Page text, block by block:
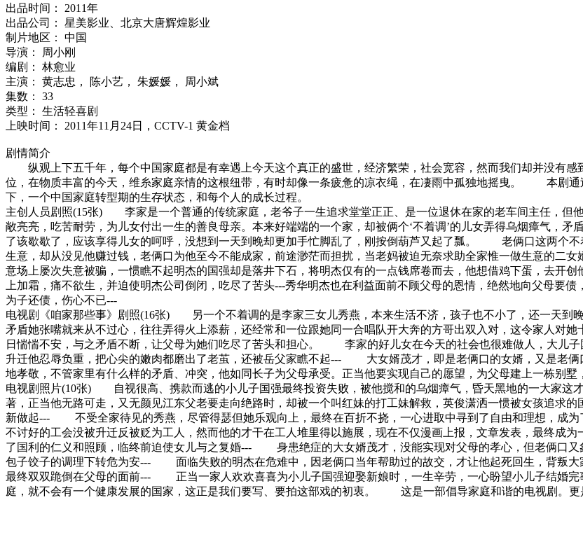
出品时间： 2011年
出品公司： 星美影业、北京大唐辉煌影业
制片地区： 中国
导演： 周小刚
编剧： 林愈业
主演： 黄志忠， 陈小艺， 朱媛媛， 周小斌
集数： 33
类型： 生活轻喜剧
上映时间： 2011年11月24日，CCTV-1 黄金档
剧情简介
纵观上下五千年，每个中国家庭都是有幸遇上今天这个真正的盛世，经济繁荣，社会宽容，然而我们却并没有感
位，在物质丰富的今天，维糸家庭亲情的这根纽带，有时却像一条疲惫的凉衣绳，在凄雨中孤独地摇曳。 本剧通
下，一个中国家庭转型期的生存状态，和每个人的成长过程。
主创人员剧照(15张) 李家是一个普通的传统家庭，老爷子一生追求堂堂正正、是一位退休在家的老车间主任，但
敞亮亮，吃苦耐劳，为儿女付出一生的善良母亲。本来好端端的一个家，却被俩个‘不着调’的儿女弄得乌烟瘴气，
了该歇歇了，应该享得儿女的呵呼，没想到一天到晚却更加手忙脚乱了，刚按倒葫芦又起了瓢。 老俩口这两个不
生意，却从没见他赚过钱，老俩口为他至今不能成家，前途渺茫而担扰，当老妈被迫无奈求助全家惟一做生意的
意场上屡次失意被骗，一惯瞧不起明杰的国强却是落井下石，将明杰仅有的一点钱席卷而去，他想借鸡下蛋，去开
上加霜，痛不欲生，并迫使明杰公司倒闭，吃尽了苦头---秀华明杰也在利益面前不顾父母的恩情，绝然地向父母要
为子还债，伤心不已---
电视剧《咱家那些事》剧照(16张) 另一个不着调的是李家三女儿秀燕，本来生活不济，孩子也不小了，还一天到
矛盾她张嘴就来从不过心，往往弄得火上添薪，还经常和一位跟她同一合唱队开大奔的方哥出双入对，这令家人对
日惴惴不安，与之矛盾不断，让父母为她们吃尽了苦头和担心。 李家的好儿女在今天的社会也很难做人，大儿子
升迁他忍辱负重，把心尖的嫩肉都磨出了老茧，还被岳父家瞧不起--- 大女婿茂才，即是老俩口的女婿，又是老俩
地孝敬，不管家里有什么样的矛盾、冲突，他如同长子为父母承受。正当他要实现自己的愿望，为父母建上一栋别
电视剧照片(10张) 自视很高、携款而逃的小儿子国强最终投资失败，被他搅和的乌烟瘴气，昏天黑地的一大家这
著，正当他无路可走，又无颜见江东父老要走向绝路时，却被一个叫红妹的打工妹解救，英俊潇洒一惯被女孩追求
新做起--- 不受全家待见的秀燕，尽管得瑟但她乐观向上，最终在百折不挠，一心进取中寻到了自由和理想，
不讨好的工会没被升迁反被贬为工人，然而他的才干在工人堆里得以施展，现在不仅漫画上报，文章发表，最终成
了国利的仁义和照顾，临终前迫使女儿与之复婚--- 身患绝症的大女婿茂才，没能实现对父母的孝心，但老俩口又
包子饺子的调理下转危为安--- 面临失败的明杰在危难中，因老俩口当年帮助过的故交，才让他起死回生，背叛大
最终双双跪倒在父母的面前--- 正当一家人欢欢喜喜为小儿子国强迎娶新娘时，一生辛劳，一心盼望小儿子结
庭，就不会有一个健康发展的国家，这正是我们要写、要拍这部戏的初衷。 这是一部倡导家庭和谐的电视剧。更